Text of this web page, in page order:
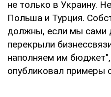
не только в Украину.
Польша и Турция.
должны, если мы сами
перекрыли
наполняем им
опубликовал примеры